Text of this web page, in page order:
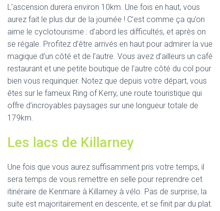
L’ascension durera environ 10km. Une fois en haut, vous
aurez fait le plus dur de la journée ! C’est comme ça qu’on
aime le cyclotourisme : d’abord les difficultés, et après on
se régale. Profitez d’être arrivés en haut pour admirer la vue
magique d’un côté et de l’autre. Vous avez d’ailleurs un café
restaurant et une petite boutique de l’autre côté du col pour
bien vous requinquer. Notez que depuis votre départ, vous
êtes sur le fameux Ring of Kerry, une route touristique qui
offre d’incroyables paysages sur une longueur totale de
179km.
Les lacs de Killarney
Une fois que vous aurez suffisamment pris votre temps, il
sera temps de vous remettre en selle pour reprendre cet
itinéraire de Kenmare à Killarney à vélo. Pas de surprise, la
suite est majoritairement en descente, et se finit par du plat.